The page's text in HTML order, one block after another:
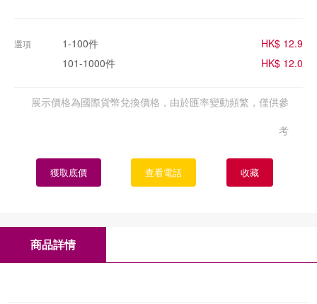
選項 1-100件
HK$ 12.9
101-1000件
HK$ 12.0
展示價格為國際貨幣兌換價格，由於匯率變動頻繁，僅供參
考
獲取底價 查看電話 收藏
商品詳情